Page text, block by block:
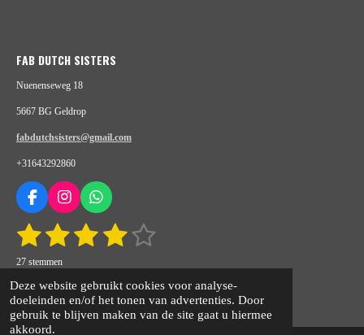
Deze website gebruikt cookies voor analyse-
doeleinden en/of het tonen van advertenties. Door
gebruik te blijven maken van de site gaat u hiermee
akkoord.
FAB DUTCH SISTERS
Nuenenseweg 18
5667 BG Geldrop
fabdutchsisters@gmail.com
+31643292860
F
c
e
b
o
k
I
s
t
r
a
m
W
a
p
p
R
t
i
g
:
1
s
t
e
2
s
t
e
3
s
t
e
4
s
t
e
5
s
t
e
e
n
27 stemmen
Powered by JouwWeb